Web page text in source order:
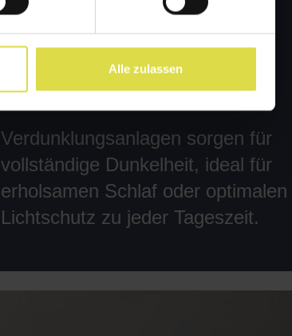
Alle zulassen
Verdunklungsanlagen sorgen für
vollständige Dunkelheit, ideal für
erholsamen Schlaf oder optimalen
Lichtschutz zu jeder Tageszeit.